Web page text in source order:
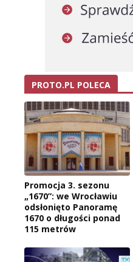
PROTO.PL POLECA
Promocja 3. sezonu
„1670”: we Wrocławiu
odsłonięto Panoramę
1670 o długości ponad
115 metrów